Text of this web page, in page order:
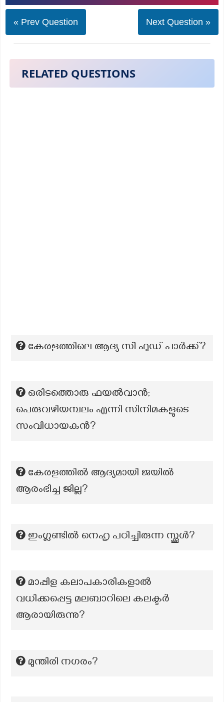
« Prev Question Next Question »
RELATED QUESTIONS
കേരളത്തിലെ ആദ്യ സീ ഫുഡ് പാര്‍ക്ക്?
ഒരിടത്തൊരു ഫയൽവാൻ;
പെരുവഴിയമ്പലം എന്നി സിനിമകളുടെ
സംവിധായകൻ?
കേരളത്തില്‍ ആദ്യമായി ജയില്‍
ആരംഭിച്ച ജില്ല?
ഇംഗ്ലണ്ടിൽ നെഹൃ പഠിച്ചിരുന്ന സ്ക്കൂൾ?
മാപ്പിള കലാപകാരികളാൽ
വധിക്കപ്പെട്ട മലബാറിലെ കലക്ടർ
ആരായിരുന്നു?
മുന്തിരി നഗരം?